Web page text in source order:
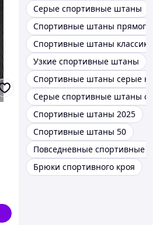
Серые спортивные штаны
Спортивные штаны прямого
Спортивные штаны классика
Узкие спортивные штаны
Спортивные штаны серые
Серые спортивные штаны с
Спортивные штаны 2025
Спортивные штаны 50
Повседневные спортивные
Брюки спортивного кроя